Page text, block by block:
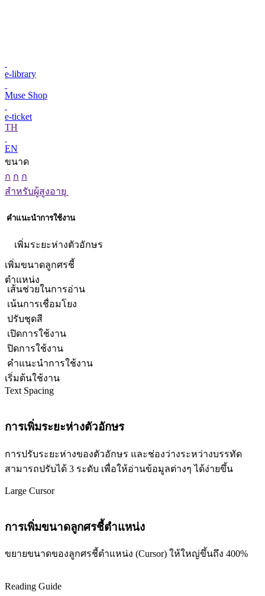
e-library
Muse Shop
e-ticket
TH
EN
ขนาด
ก ก ก
สำหรับผู้สูงอายุ
คำแนะนำการใช้งาน
เพิ่มระยะห่างตัวอักษร
เพิ่มขนาดลูกศรชี้
ตำแหน่ง
เส้นช่วยในการอ่าน
เน้นการเชื่อมโยง
ปรับชุดสี
เปิดการใช้งาน
ปิดการใช้งาน
คำแนะนำการใช้งาน
เริ่มต้นใช้งาน
Text Spacing
การเพิ่มระยะห่างตัวอักษร
การปรับระยะห่างของตัวอักษร และช่องว่างระหว่างบรรทัด
สามารถปรับได้ 3 ระดับ เพื่อให้อ่านข้อมูลต่างๆ ได้ง่ายขึ้น
Large Cursor
การเพิ่มขนาดลูกศรชี้ตำแหน่ง
ขยายขนาดของลูกศรชี้ตำแหน่ง (Cursor) ให้ใหญ่ขึ้นถึง 400%
Reading Guide